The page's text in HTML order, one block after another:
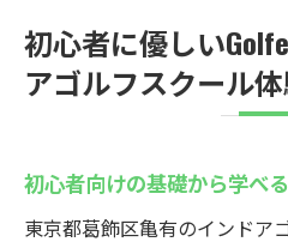
初心者に優しい
アゴルフスクール
初心者向けの基礎から学べ
東京都葛飾区亀有のインドア